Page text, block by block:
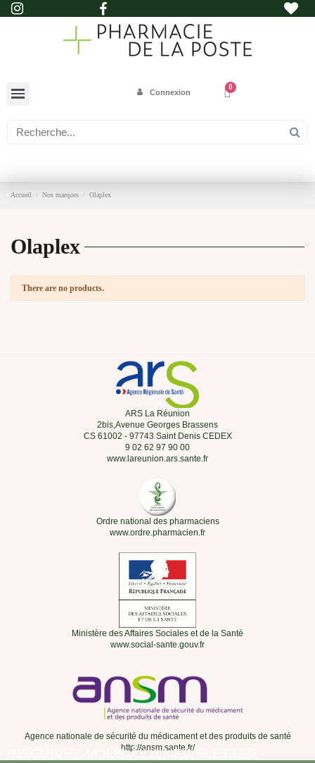
Connexion
Accueil Nos marques Olaplex
Olaplex
There are no products.
ARS La Réunion
2bis,Avenue Georges Brassens
CS 61002 - 97743 Saint Denis CEDEX
9 02 62 97 90 00
www.lareunion.ars.sante.fr
Ordre national des pharmaciens
www.ordre.pharmacien.fr
Ministère des Affaires Sociales et de la Santé
www.social-sante.gouv.fr
Agence nationale de sécurité du médicament et des produits de santé
http://ansm.sante.fr/
INSCRIVEZ-VOUS À LA NEWSLETTER